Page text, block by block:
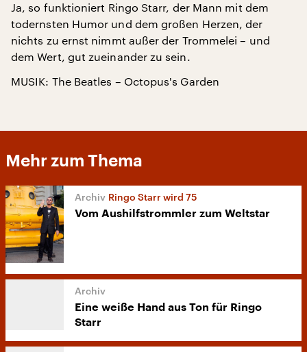
Ja, so funktioniert Ringo Starr, der Mann mit dem
todernsten Humor und dem großen Herzen, der
nichts zu ernst nimmt außer der Trommelei – und
dem Wert, gut zueinander zu sein.
MUSIK: The Beatles – Octopus's Garden
Mehr zum Thema
Ringo Starr wird 75
Vom Aushilfstrommler zum Weltstar
Eine weiße Hand aus Ton für Ringo
Starr